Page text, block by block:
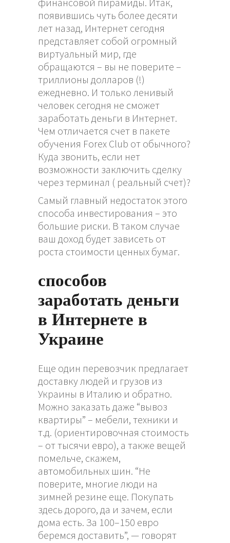
появившись чуть более десяти
лет назад, Интернет сегодня
представляет собой огромный
виртуальный мир, где
обращаются – вы не поверите –
триллионы долларов (!)
ежедневно. И только ленивый
человек сегодня не сможет
заработать деньги в Интернет.
Чем отличается счет в пакете
обучения Forex Club от обычного?
Куда звонить, если нет
возможности заключить сделку
через терминал ( реальный счет)?
Самый главный недостаток этого
способа инвестирования – это
большие риски. В таком случае
ваш доход будет зависеть от
роста стоимости ценных бумаг.
способов
заработать деньги
в Интернете в
Украине
Еще один перевозчик предлагает
доставку людей и грузов из
Украины в Италию и обратно.
Можно заказать даже “вывоз
квартиры” – мебели, техники и
т.д. (ориентировочная стоимость
– от тысячи евро), а также вещей
помельче, скажем,
автомобильных шин. “Не
поверите, многие люди на
зимней резине еще. Покупать
здесь дорого, да и зачем, если
дома есть. За 100–150 евро
беремся доставить”, — говорят